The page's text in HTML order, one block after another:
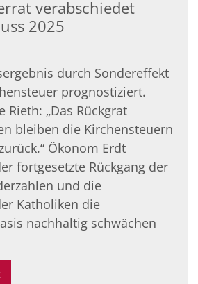
verabschiedet
2025
durch Sondereffekt
prognostiziert.
Rieth: „Das Rückgrat
bleiben die Kirchensteuern
Ökonom Erdt
fortgesetzte Rückgang der
und die
Katholiken die
nachhaltig schwächen